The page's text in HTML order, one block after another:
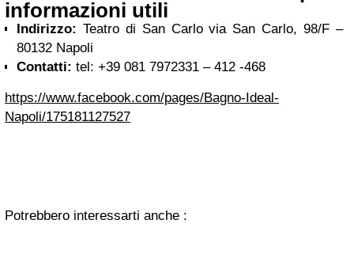
informazioni utili
Indirizzo: Teatro di San Carlo via San Carlo, 98/F –
80132 Napoli
Contatti: tel: +39 081 7972331 – 412 -468
https://www.facebook.com/pages/Bagno-Ideal-
Napoli/175181127527
Potrebbero interessarti anche :